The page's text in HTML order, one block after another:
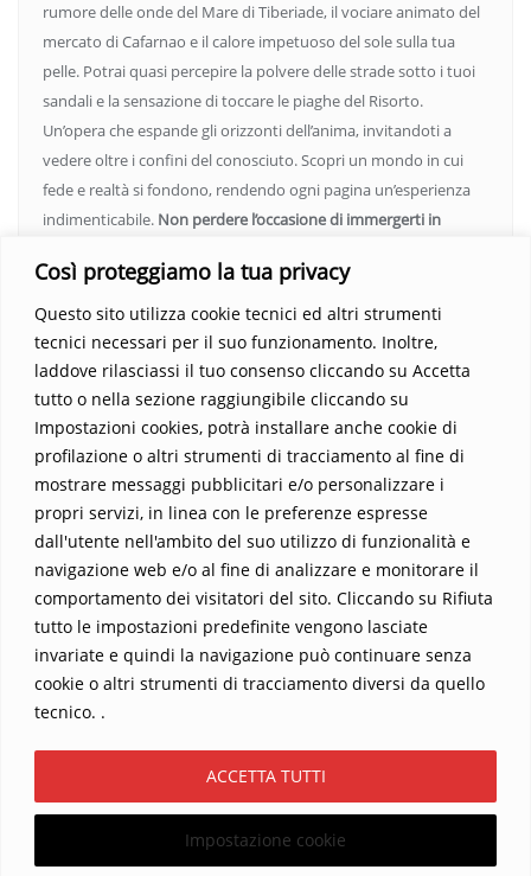
Così proteggiamo la tua privacy
Questo sito utilizza cookie tecnici ed altri strumenti
tecnici necessari per il suo funzionamento. Inoltre,
laddove rilasciassi il tuo consenso cliccando su Accetta
tutto o nella sezione raggiungibile cliccando su
Impostazioni cookies, potrà installare anche cookie di
profilazione o altri strumenti di tracciamento al fine di
mostrare messaggi pubblicitari e/o personalizzare i
propri servizi, in linea con le preferenze espresse
dall'utente nell'ambito del suo utilizzo di funzionalità e
navigazione web e/o al fine di analizzare e monitorare il
comportamento dei visitatori del sito. Cliccando su Rifiuta
tutto le impostazioni predefinite vengono lasciate
invariate e quindi la navigazione può continuare senza
cookie o altri strumenti di tracciamento diversi da quello
tecnico. .
Impostazione cookie
ACCETTA TUTTI
rumore delle onde del Mare di Tiberiade, il vociare animato del
mercato di Cafarnao e il calore impetuoso del sole sulla tua
pelle. Potrai quasi percepire la polvere delle strade sotto i tuoi
sandali e la sensazione di toccare le piaghe del Risorto.
Un’opera che espande gli orizzonti dell’anima, invitandoti a
vedere oltre i confini del conosciuto. Scopri un mondo in cui
fede e realtà si fondono, rendendo ogni pagina un’esperienza
indimenticabile. Non perdere l’occasione di immergerti in
Parola trasformi la tua vita.
Home Contatti
Sostieni La Buona Parola – dona 5 €, 10 €, 25 €… il tuo contributo
conta
Chi sono? Alessandro Ginotta, scrittore
I viaggi dell’anima
Catechesi
Copyright ©2026 La buona Parola . All rights reserved.
WordPress &Designed by